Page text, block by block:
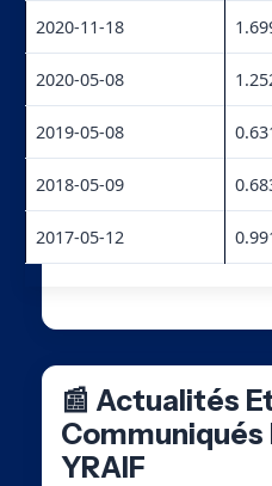
2020-11-18
2020-05-08
2019-05-08
2018-05-09
2017-05-12
📰 Actualités
Communiqués
YRAIF